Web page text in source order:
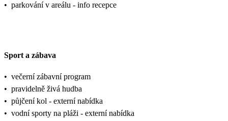
• parkování v areálu - info recepce
Sport a zábava
• večerní zábavní program
• pravidelně živá hudba
• půjčení kol - externí nabídka
• vodní sporty na pláži - externí nabídka